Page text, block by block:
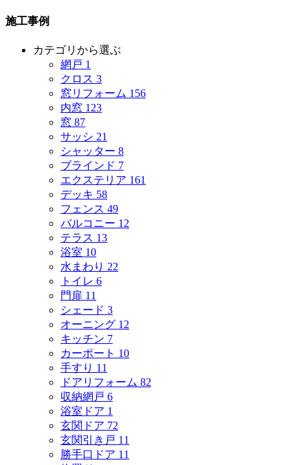
施工事例
カテゴリから選ぶ
網戸 1
クロス 3
窓リフォーム 156
内窓 123
窓 87
サッシ 21
シャッター 8
ブラインド 7
エクステリア 161
デッキ 58
フェンス 49
バルコニー 12
テラス 13
浴室 10
水まわり 22
トイレ 6
門扉 11
シェード 3
オーニング 12
キッチン 7
カーポート 10
手すり 11
ドアリフォーム 82
収納網戸 6
浴室ドア 1
玄関ドア 72
玄関引き戸 11
勝手口ドア 11